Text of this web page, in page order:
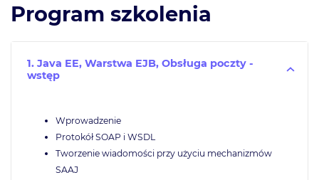
Program szkolenia
1. Java EE, Warstwa EJB, Obsługa poczty -
wstęp
Wprowadzenie
Protokół SOAP i WSDL
Tworzenie wiadomości przy użyciu mechanizmów
SAAJ